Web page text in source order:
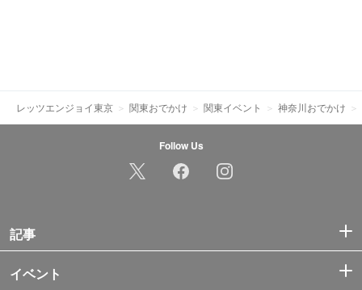
レッツエンジョイ東京 関東おでかけ 関東イベント 神奈川おでかけ
Follow Us
記事
イベント